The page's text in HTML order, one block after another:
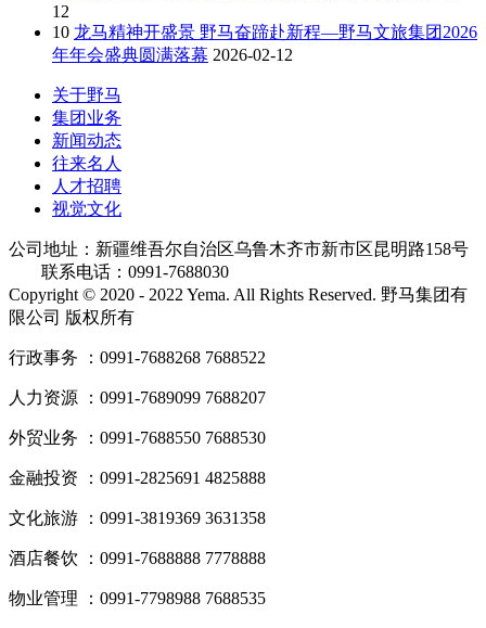
12
10 龙马精神开盛景 野马奋蹄赴新程—野马文旅集团2026
年年会盛典圆满落幕 2026-02-12
关于野马
集团业务
新闻动态
往来名人
人才招聘
视觉文化
公司地址：新疆维吾尔自治区乌鲁木齐市新市区昆明路158号
联系电话：0991-7688030
Copyright © 2020 - 2022 Yema. All Rights Reserved. 野马集团有
限公司 版权所有
行政事务 ：0991-7688268 7688522
人力资源 ：0991-7689099 7688207
外贸业务 ：0991-7688550 7688530
金融投资 ：0991-2825691 4825888
文化旅游 ：0991-3819369 3631358
酒店餐饮 ：0991-7688888 7778888
物业管理 ：0991-7798988 7688535